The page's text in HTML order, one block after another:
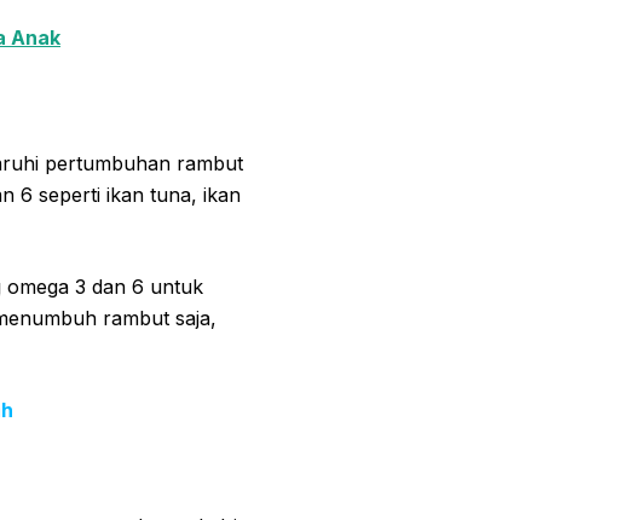
Anak
pertumbuhan rambut
6 seperti ikan tuna, ikan
omega 3 dan 6 untuk
rambut saja,